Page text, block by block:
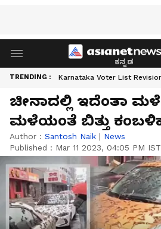
ಕನ್ನಡ
TRENDING : Karnataka Voter List
ಚೀನಾದಲ್ಲಿ ಇದೆಂತಾ
ಮಳೆಯಂತೆ ಬಿತ್ತು
Author : Santosh Naik | News
Published : Mar 11 2023, 04:05 PM IST